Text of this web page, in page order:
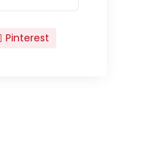
Pinterest